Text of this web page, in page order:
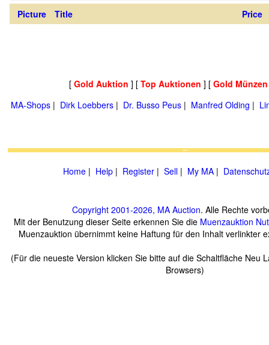
Picture Title Price
[ Gold Auktion ] [ Top Auktionen ] [ Gold
MA-Shops | Dirk Loebbers | Dr. Busso Peus | Manfred Olding |
Home | Help | Register | Sell | My MA |
Copyright 2001-2026, MA Auction. Alle Rechte
Mit der Benutzung dieser Seite erkennen Sie die Muenzauktion
Muenzauktion übernimmt keine Haftung für den Inhalt verlinkter
(Für die neueste Version klicken Sie bitte auf die Schaltfläche Neu
Browsers)